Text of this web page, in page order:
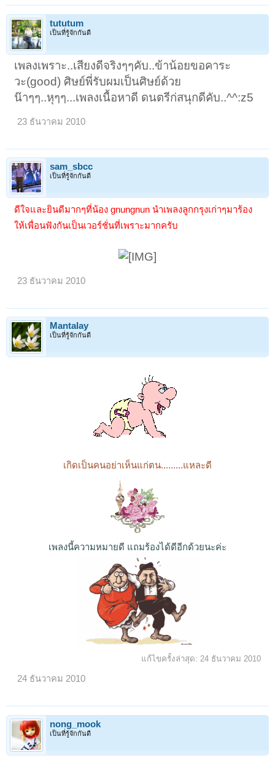
tututum
เป็นที่รู้จักกันดี
เพลงเพราะ..เสียงดีจริงๆๆคับ..ข้าน้อยขอคาระ
วะ(good) ศิษย์พี่รับผมเป็นศิษย์ด้วย
น๊าๆๆ..หุๆๆ...เพลงเนื้อหาดี ดนตรีก่สนุกดีคับ..^^:z5
23 ธันวาคม 2010
sam_sbcc
เป็นที่รู้จักกันดี
ดีใจและยินดีมากๆที่น้อง gnungnun นำเพลงลูกกรุงเก่าๆมาร้อง
ให้เพื่อนฟังกันเป็นเวอร์ชั่นที่เพราะมากครับ
23 ธันวาคม 2010
Mantalay
เป็นที่รู้จักกันดี
เกิดเป็นคนอย่าเห็นแก่ตน.........แหละดี
เพลงนี้ความหมายดี แถมร้องได้ดีอีกด้วยนะค่ะ
แก้ไขครั้งล่าสุด: 24 ธันวาคม 2010
24 ธันวาคม 2010
nong_mook
เป็นที่รู้จักกันดี